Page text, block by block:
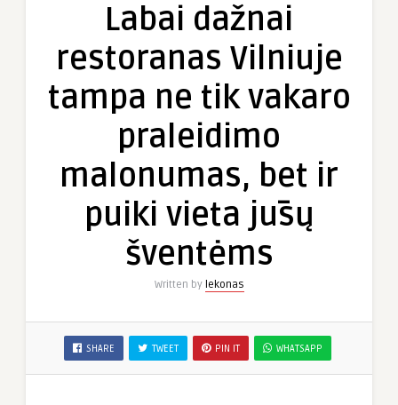
tampa
tik
bet
Labai dažnai
restoranas Vilniuje
tampa ne tik vakaro
praleidimo
malonumas, bet ir
puiki vieta jūsų
šventėms
Written by lekonas
SHARE TWEET PIN IT WHATSAPP